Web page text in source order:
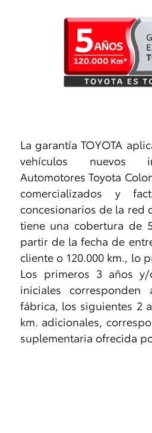
La garantía TOYOTA
vehículos nuevos
Automotores Toyota
comercializados y
concesionarios de la red
tiene una cobertura de
partir de la fecha de
cliente o 120.000 km., lo
Los primeros 3 años y/
iniciales
fábrica, los siguientes 2
km. adicionales,
suplementaria ofrecida